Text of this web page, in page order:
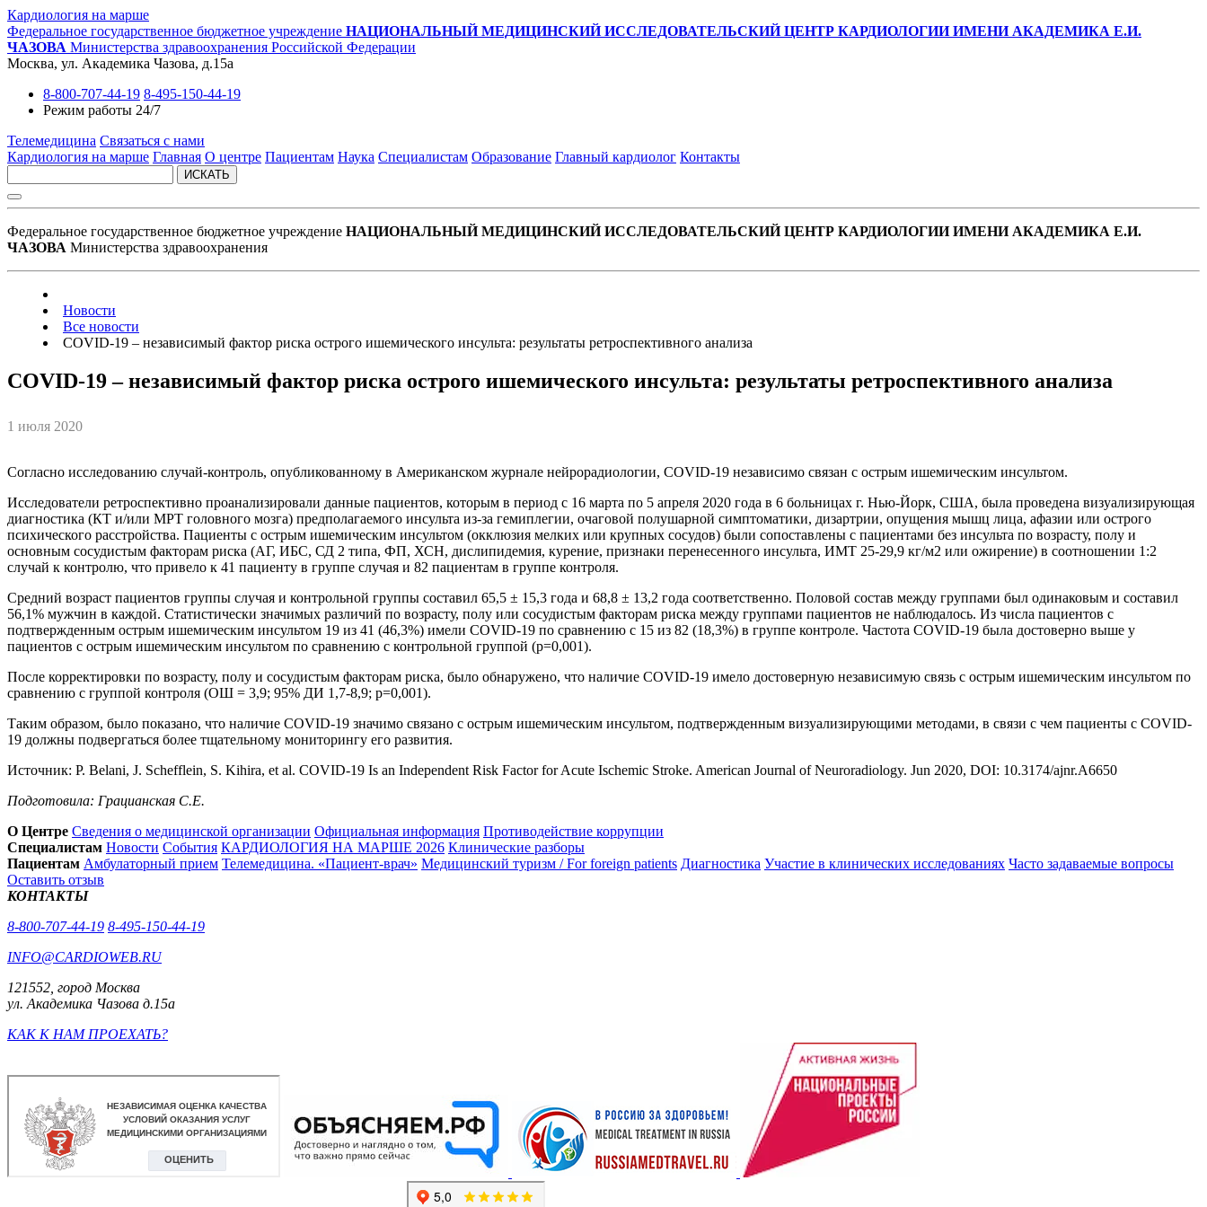
Кардиология на марше
Федеральное государственное бюджетное учреждение НАЦИОНАЛЬНЫЙ МЕДИЦИНСКИЙ ИССЛЕДОВАТЕЛЬСКИЙ ЦЕНТР КАРДИОЛОГИИ ИМЕНИ АКАДЕМИКА Е.И.
ЧАЗОВА Министерства здравоохранения Российской Федерации
Москва, ул. Академика Чазова, д.15а
8-800-707-44-19 8-495-150-44-19
Режим работы 24/7
Телемедицина Связаться с нами
Кардиология на марше Главная О центре Пациентам Наука Специалистам Образование Главный кардиолог Контакты
ИСКАТЬ
Федеральное государственное бюджетное учреждение НАЦИОНАЛЬНЫЙ МЕДИЦИНСКИЙ ИССЛЕДОВАТЕЛЬСКИЙ ЦЕНТР КАРДИОЛОГИИ ИМЕНИ АКАДЕМИКА Е.И.
ЧАЗОВА Министерства здравоохранения
Новости
Все новости
COVID-19 – независимый фактор риска острого ишемического инсульта: результаты ретроспективного анализа
COVID-19 – независимый фактор риска острого ишемического инсульта: результаты ретроспективного анализа
1 июля 2020
Согласно исследованию случай-контроль, опубликованному в Американском журнале нейрорадиологии, COVID-19 независимо связан с острым ишемическим инсультом.
Исследователи ретроспективно проанализировали данные пациентов, которым в период с 16 марта по 5 апреля 2020 года в 6 больницах г. Нью-Йорк, США, была проведена визуализирующая
диагностика (КТ и/или МРТ головного мозга) предполагаемого инсульта из-за гемиплегии, очаговой полушарной симптоматики, дизартрии, опущения мышц лица, афазии или острого
психического расстройства. Пациенты с острым ишемическим инсультом (окклюзия мелких или крупных сосудов) были сопоставлены с пациентами без инсульта по возрасту, полу и
основным сосудистым факторам риска (АГ, ИБС, СД 2 типа, ФП, ХСН, дислипидемия, курение, признаки перенесенного инсульта, ИМТ 25-29,9 кг/м2 или ожирение) в соотношении 1:2
случай к контролю, что привело к 41 пациенту в группе случая и 82 пациентам в группе контроля.
Средний возраст пациентов группы случая и контрольной группы составил 65,5 ± 15,3 года и 68,8 ± 13,2 года соответственно. Половой состав между группами был одинаковым и составил
56,1% мужчин в каждой. Статистически значимых различий по возрасту, полу или сосудистым факторам риска между группами пациентов не наблюдалось. Из числа пациентов с
подтвержденным острым ишемическим инсультом 19 из 41 (46,3%) имели COVID-19 по сравнению с 15 из 82 (18,3%) в группе контроле. Частота COVID-19 была достоверно выше у
пациентов с острым ишемическим инсультом по сравнению с контрольной группой (р=0,001).
После корректировки по возрасту, полу и сосудистым факторам риска, было обнаружено, что наличие COVID-19 имело достоверную независимую связь с острым ишемическим инсультом по
сравнению с группой контроля (ОШ = 3,9; 95% ДИ 1,7-8,9; р=0,001).
Таким образом, было показано, что наличие COVID-19 значимо связано с острым ишемическим инсультом, подтвержденным визуализирующими методами, в связи с чем пациенты с COVID-
19 должны подвергаться более тщательному мониторингу его развития.
Источник: P. Belani, J. Schefflein, S. Kihira, et al. COVID-19 Is an Independent Risk Factor for Acute Ischemic Stroke. American Journal of Neuroradiology. Jun 2020, DOI: 10.3174/ajnr.A6650
Подготовила: Грацианская С.Е.
О Центре Сведения о медицинской организации Официальная информация Противодействие коррупции
Специалистам Новости События КАРДИОЛОГИЯ НА МАРШЕ 2026 Клинические разборы
Пациентам Амбулаторный прием Телемедицина. «Пациент-врач» Медицинский туризм / For foreign patients Диагностика Участие в клинических исследованиях Часто задаваемые вопросы
Оставить отзыв
КОНТАКТЫ
8-800-707-44-19 8-495-150-44-19
INFO@CARDIOWEB.RU
121552, город Москва
ул. Академика Чазова д.15а
КАК К НАМ ПРОЕХАТЬ?